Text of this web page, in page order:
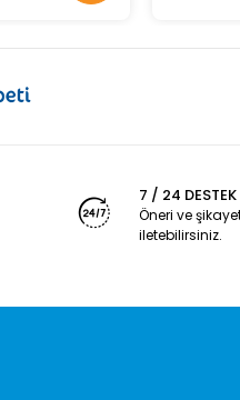
7 / 24 DESTEK
Öneri ve
iletebilirsiniz.